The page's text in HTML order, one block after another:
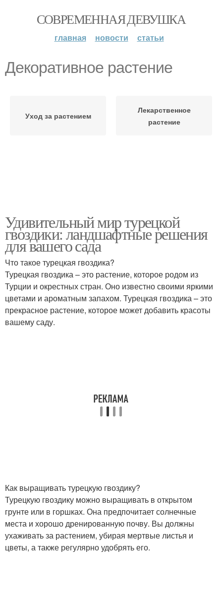
СОВРЕМЕННАЯ ДЕВУШКА
главная новости статьи
Декоративное растение
Уход за растением
Лекарственное
растение
Удивительный мир турецкой
гвоздики: ландшафтные решения
для вашего сада
Что такое турецкая гвоздика?
Турецкая гвоздика – это растение, которое родом из
Турции и окрестных стран. Оно известно своими яркими
цветами и ароматным запахом. Турецкая гвоздика – это
прекрасное растение, которое может добавить красоты
вашему саду.
Как выращивать турецкую гвоздику?
Турецкую гвоздику можно выращивать в открытом
грунте или в горшках. Она предпочитает солнечные
места и хорошо дренированную почву. Вы должны
ухаживать за растением, убирая мертвые листья и
цветы, а также регулярно удобрять его.